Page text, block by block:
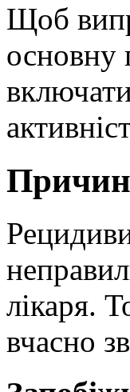
Щоб
основну
лікаря.
вчасно